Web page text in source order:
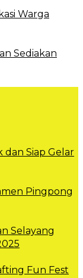
Warga
Sediakan
dan Siap Gelar
Pingpong
Selayang
Fun Fest